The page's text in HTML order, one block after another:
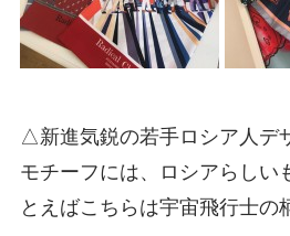
△新進気鋭の若手ロシア人デ
モチーフには、ロシアらしい
とえばこちらは宇宙飛行士の